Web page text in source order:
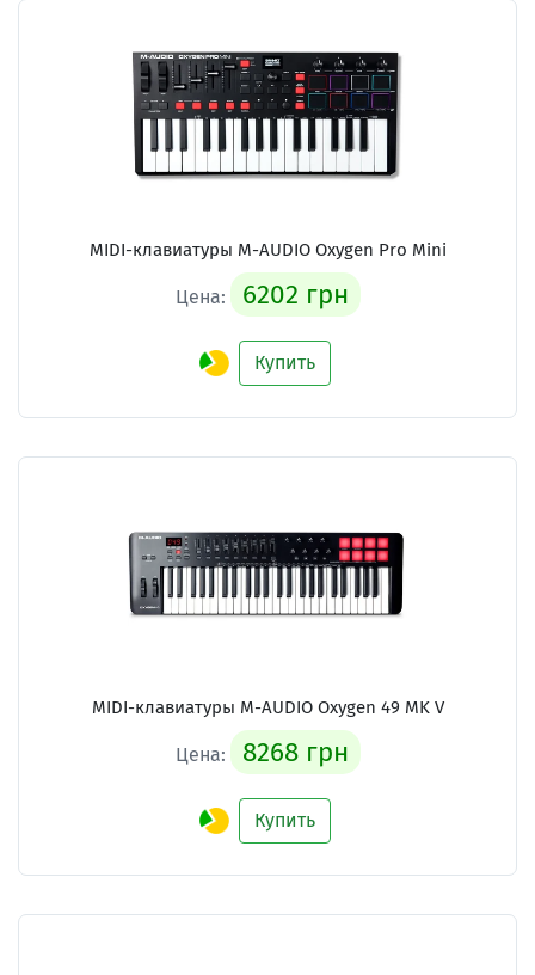
MIDI-клавиатуры M-AUDIO Oxygen Pro Mini
Цена: 6202 грн
Купить
MIDI-клавиатуры M-AUDIO Oxygen 49 MK V
Цена: 8268 грн
Купить